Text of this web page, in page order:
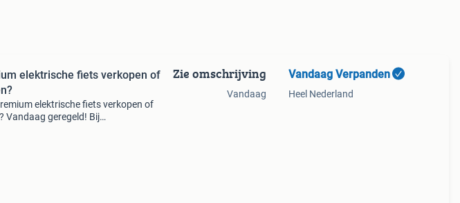
elektrische fiets verkopen of
elektrische fiets verkopen of
Vandaag geregeld! Bij
Zie omschrijving
Vandaag
Vandaag Verpanden
Heel Nederland